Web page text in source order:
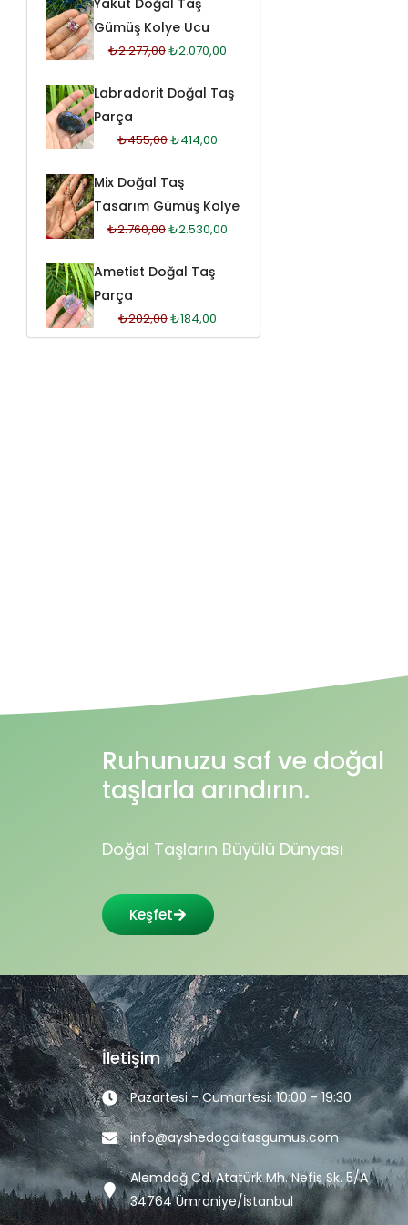
Yakut Doğal Taş
Gümüş Kolye Ucu
₺2.277,00₺2.070,00
Labradorit Doğal Taş
Parça
₺455,00₺414,00
Mix Doğal Taş
Tasarım Gümüş Kolye
₺2.760,00₺2.530,00
Ametist Doğal Taş
Parça
₺202,00₺184,00
Ruhunuzu saf ve doğal
taşlarla arındırın.
Doğal Taşların Büyülü Dünyası
Keşfet
İletişim
Pazartesi - Cumartesi: 10:00 - 19:30
info@ayshedogaltasgumus.com
Alemdağ Cd. Atatürk Mh. Nefis Sk. 5/A
34764 Ümraniye/İstanbul